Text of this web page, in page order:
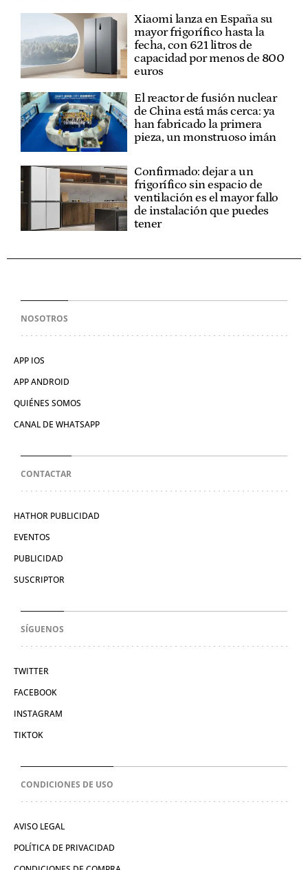
Xiaomi lanza en España su
mayor frigorífico hasta la
fecha, con 621 litros de
capacidad por menos de 800
euros
El reactor de fusión nuclear
de China está más cerca: ya
han fabricado la primera
pieza, un monstruoso imán
Confirmado: dejar a un
frigorífico sin espacio de
ventilación es el mayor fallo
de instalación que puedes
tener
NOSOTROS
APP IOS
APP ANDROID
QUIÉNES SOMOS
CANAL DE WHATSAPP
CONTACTAR
HATHOR PUBLICIDAD
EVENTOS
PUBLICIDAD
SUSCRIPTOR
SÍGUENOS
TWITTER
FACEBOOK
INSTAGRAM
TIKTOK
CONDICIONES DE USO
AVISO LEGAL
POLÍTICA DE PRIVACIDAD